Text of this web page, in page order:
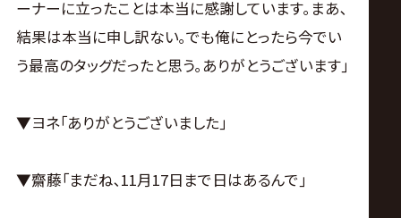
ーナーに立ったことは本当に感謝しています｡まあ､
結果は本当に申し訳ない｡でも俺にとったら今でい
う最高のタッグだったと思う｡ありがとうございます｣
▼ヨネ｢ありがとうございました｣
▼齋藤｢まだね､11月17日まで日はあるんで｣